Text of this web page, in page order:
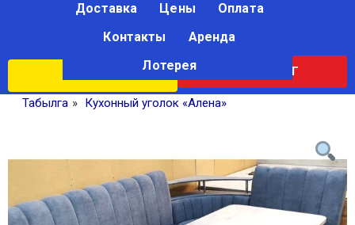
КАТАЛОГ
Доставка Цены
Оплата
Контакты
Аренда
Лотерея
Табылга » Кухонный уголок «Алена»